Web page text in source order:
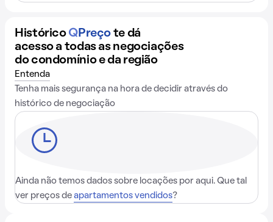
Histórico QPreço te dá
acesso a todas as negociações
do condomínio e da região
Entenda
Tenha mais segurança na hora de decidir através do
histórico de negociação
Ainda não temos dados sobre locações por aqui. Que tal
ver preços de apartamentos vendidos?